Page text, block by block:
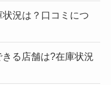
況は？口コミにつ
る店舗は?在庫状況